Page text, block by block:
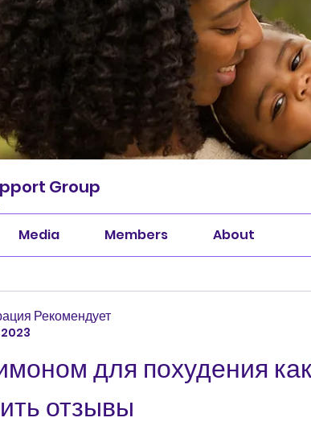
Group
Media Members About
Рекомендует
для похудения как
отзывы